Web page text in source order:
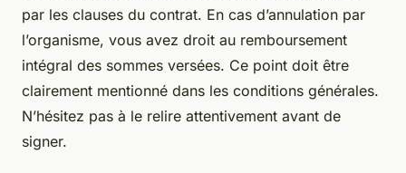
par les clauses du contrat. En cas d’annulation par
l’organisme, vous avez droit au remboursement
intégral des sommes versées. Ce point doit être
clairement mentionné dans les conditions générales.
N’hésitez pas à le relire attentivement avant de
signer.